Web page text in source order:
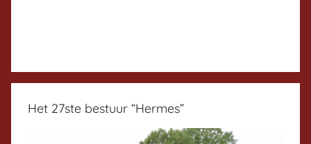
Het 27ste bestuur “Hermes”